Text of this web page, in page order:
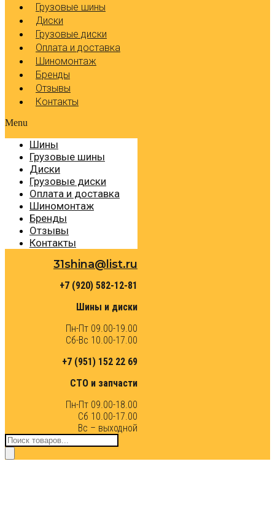
Грузовые шины
Диски
Грузовые диски
Оплата и доставка
Шиномонтаж
Бренды
Отзывы
Контакты
Menu
Шины
Грузовые шины
Диски
Грузовые диски
Оплата и доставка
Шиномонтаж
Бренды
Отзывы
Контакты
31shina@list.ru
+7 (920) 582-12-81
Шины и диски
Пн-Пт 09.00-19.00
Сб-Вс 10.00-17.00
+7 (951) 152 22 69
СТО и запчасти
Пн-Пт 09.00-18.00
Сб 10.00-17.00
Вс – выходной
Поиск
товаров